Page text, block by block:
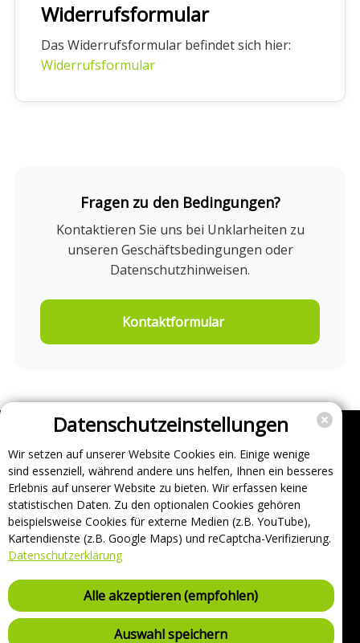
Widerrufsformular
Das Widerrufsformular befindet sich hier:
Widerrufsformular
Fragen zu den Bedingungen?
Kontaktieren Sie uns bei Unklarheiten zu
unseren Geschäftsbedingungen oder
Datenschutzhinweisen.
Kontaktformular
Unternehmen
Support
Über uns
Impressum
Häufig gestellte Fragen
AGB und Datenschutz
Verträge hier kündigen
Vertrag hier widerrufen
Sicherheitsrichtlinie (VDP)
Datenschutzeinstellungen
Wir setzen auf unserer Website Cookies ein. Einige wenige
sind essenziell, während andere uns helfen, Ihnen ein besseres
Erlebnis auf unserer Website zu bieten. Wir erfassen keine
statistischen Daten. Zu den optionalen Cookies gehören
beispielsweise Cookies für externe Medien (z.B. YouTube),
Kartendienste (z.B. Google Maps) und reCaptcha-Verifizierung.
Datenschutzerklärung
Alle akzeptieren (empfohlen)
Auswahl speichern